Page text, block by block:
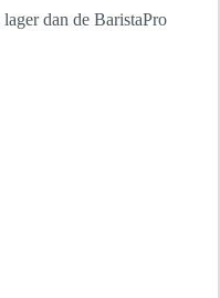
dan de BaristaPro